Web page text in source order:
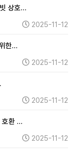
상호…
2025-11-12
한…
2025-11-12
2025-11-12
호환 …
2025-11-12